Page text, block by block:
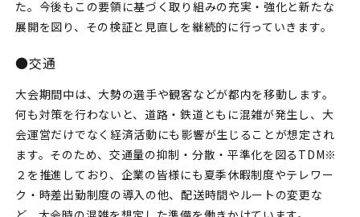
た。今後もこの要領に基づく取り組みの充実・強化と新たな
展開を図り、その検証と見直しを継続的に行っていきます。
●交通
大会期間中は、大勢の選手や観客などが都内を移動します。
何も対策を行わないと、道路・鉄道ともに混雑が発生し、大
会運営だけでなく経済活動にも影響が生じることが想定され
ます。そのため、交通量の抑制・分散・平準化を図るTDM※
２を推進しており、企業の皆様にも夏季休暇制度やテレワー
ク・時差出勤制度の導入の他、配送時間やルートの変更な